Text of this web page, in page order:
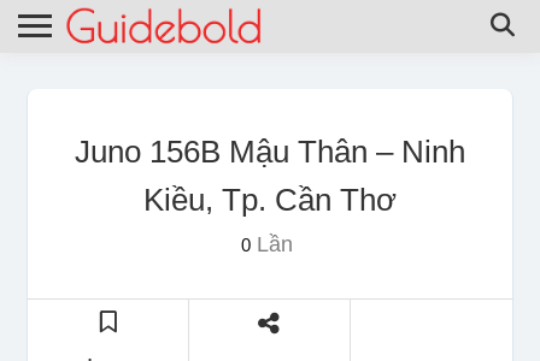
Juno 156B Mậu Thân – Ninh
Kiều, Tp. Cần Thơ
0Lần